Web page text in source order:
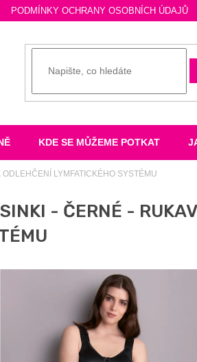
PODMÍNKY OCHRANY OSOBNÍCH ÚDAJŮ
KDE SE MŮŽEME POTKAT
LYMFATICKÉHO SYSTÉMU
- ČERNÉ -